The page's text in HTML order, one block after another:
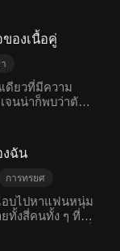
เสียเลือดมาก
ลูกสาววัยหกขวบ
เหตุการณ์น่าสลด
กเย่หยู่ทำร้าย
งกาย จี้หลินเฉิง
เธออย่างเย็นชา
ธรรมให้กับซุ่ยซุ่ย
มชั่วต่อไป ผลัก
จี้ที่รู้ความจริง
ยังยุยงให้เกิด
ผิดจนจี้หลินเฉิง
รรย์ที่ข้ามเวลา
ผนการร้ายของห
แล้วครั้งเล่า ช่วย
ทเฮากับฮ่องเต้
งบสุขของแผ่น
าชน สุดท้ายได้
ที่จะปฏิเสธ
ช้ชีวิตที่เรียบง่าย
มอบบัลลังก์ให้แก่
ค์โตและออก
ป
ห้ความสำคัญกับ
ะลูกชายของเธอ
ะเลยต่อเหยา
องเขาเอง ซึ่ง
ยารู้สึกโดดเดี่ยว
ดหัวใจ เสิ่นม่าน
อยากจากพ่อไป
โอกาสพ่ออีกครั้ง
ที่ความคาดหวัง
งตัดสินใจไปกับ
พิ่งจะได้รู้ความ
ของเนื้อคู่
ผิด
เด็กน้อย
ดียวที่มีความ
จนน่าก็พบว่าตัว
มที่จะลงโทษเธอ
กัน คาร์ลเองก็
สิ้นเชิงว่าไม่มีส่วน
ากไปพร้อมกับลูก
ธอ โดยไม่มีใคร
ฉัน
การทรยศ
านในกลุ่ม
อบไปหาแฟนหนุ่ม
ทั้งสี่คนทั้ง ๆ ที่